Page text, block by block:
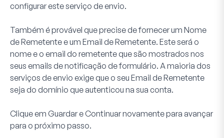
configurar este serviço de envio.
Também é provável que precise de fornecer um Nome
de Remetente e um Email de Remetente. Este será o
nome e o email do remetente que são mostrados nos
seus emails de notificação de formulário. A maioria dos
serviços de envio exige que o seu Email de Remetente
seja do domínio que autenticou na sua conta.
Clique em Guardar e Continuarnovamente para avançar
para o próximo passo.